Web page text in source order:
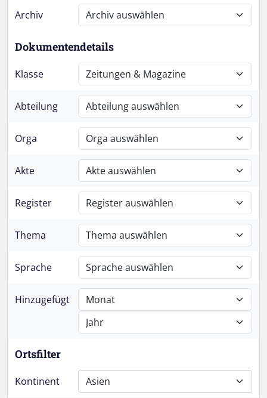
Archiv
Dokumentendetails
Klasse
Abteilung
Orga
Akte
Register
Thema
Sprache
Hinzugefügt
Ortsfilter
Kontinent Asien